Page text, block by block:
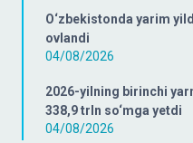
O‘zbekistonda yarim
ovlandi
04/08/2026
2026-yilning birinchi
338,9 trln so‘mga yetdi
04/08/2026